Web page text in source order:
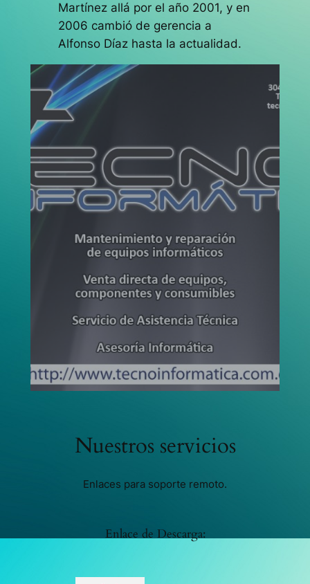
Martínez allá por el año 2001, y en
2006 cambió de gerencia a
Alfonso Díaz hasta la actualidad.
Nuestros servicios
Enlaces para soporte remoto.
Enlace de Descarga: